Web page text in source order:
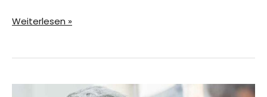
Was
gegen
Weiterlesen »